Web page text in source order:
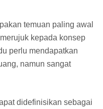
temuan paling awal
kepada konsep
perlu mendapatkan
namun sangat
didefinisikan sebagai